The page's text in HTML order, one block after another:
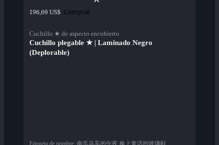
196,69 US$ Comprar
Cuchillo ★ de aspecto encubierto
Cuchillo plegable ★ | Laminado Negro
(Deplorable)
Etiqueta de nombre: 南瓜马车的午夜 换上童话的玻璃鞋